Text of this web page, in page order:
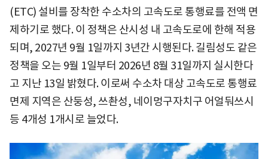
(ETC) 설비를 장착한 수소차의 고속도로 통행료를 전액 면
제하기로 했다. 이 정책은 산시성 내 고속도로에 한해 적용
되며, 2027년 9월 1일까지 3년간 시행된다. 길림성도 같은
정책을 오는 9월 1일부터 2026년 8월 31일까지 실시한다
고 지난 13일 밝혔다. 이로써 수소차 대상 고속도로 통행료
면제 지역은 산둥성, 쓰촨성, 네이멍구자치구 어얼둬쓰시
등 4개성 1개시로 늘었다.